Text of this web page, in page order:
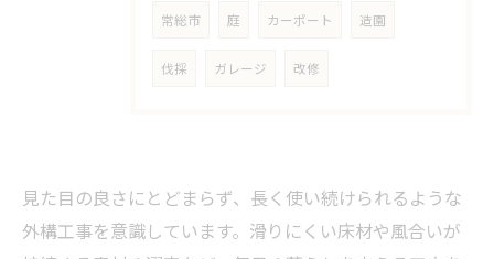
常総市 庭 カーポート 造園
伐採 ガレージ 改修
見た目の良さにとどまらず、長く使い続けられるような
外構工事を意識しています。滑りにくい床材や風合いが